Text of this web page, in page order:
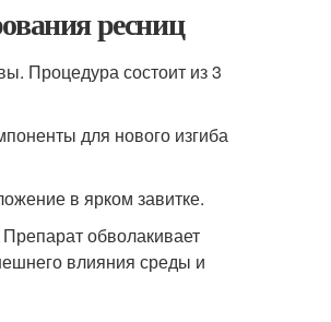
ресниц
Процедура состоит из 3
для нового изгиба
в ярком завитке.
обволакивает
влияния среды и